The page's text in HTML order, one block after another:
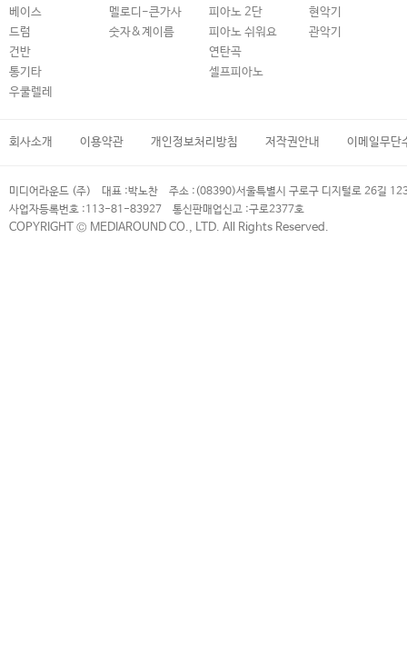
베이스
드럼
건반
통기타
우쿨렐레
멜로디-큰가사
숫자&계이름
피아노 2단
피아노 쉬워요
연탄곡
셀프피아노
현악기
관악기
회사소개 이용약관 개인정보처리방침 저작권안내 이메일무단
미디어라운드 (주) 대표 :박노찬 주소 : (08390)서울특별시 구로구 디지털로 26길
사업자등록번호 :113-81-83927 통신판매업신고 :구로2377호
COPYRIGHT © MEDIAROUND CO., LTD. All Rights Reserved.